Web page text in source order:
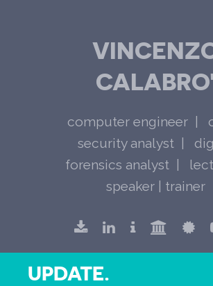
computer engineer
security analyst
forensics analyst
speaker | trainer
UPDATE.